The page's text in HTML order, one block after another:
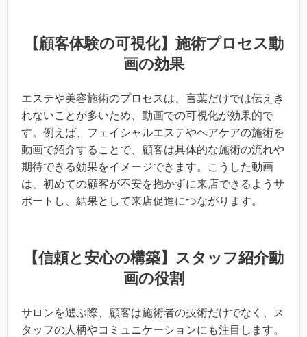
【顧客体験の可視化】施術プロセス動
画の効果
エステや美容施術のプロセスは、言葉だけでは伝えき
れないことが多いため、動画での可視化が効果的で
す。例えば、フェイシャルエステやヘアケアの施術を
動画で紹介することで、顧客は具体的な施術の流れや
期待できる効果をイメージできます。こうした動画
は、初めての顧客が不安を抱かずに来店できるようサ
ポートし、結果として来店促進につながります。
【信頼と安心の構築】スタッフ紹介動
画の役割
サロンを選ぶ際、顧客は施術者の技術だけでなく、ス
タッフの人柄やコミュニケーションにも注目します。